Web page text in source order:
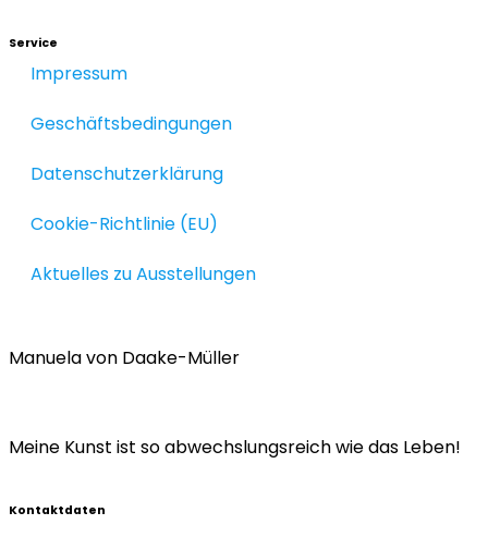
Service
Impressum
Geschäftsbedingungen
Datenschutzerklärung
Cookie-Richtlinie (EU)
Aktuelles zu Ausstellungen
Manuela von Daake-Müller
Meine Kunst ist so abwechslungsreich wie das Leben!
Kontaktdaten